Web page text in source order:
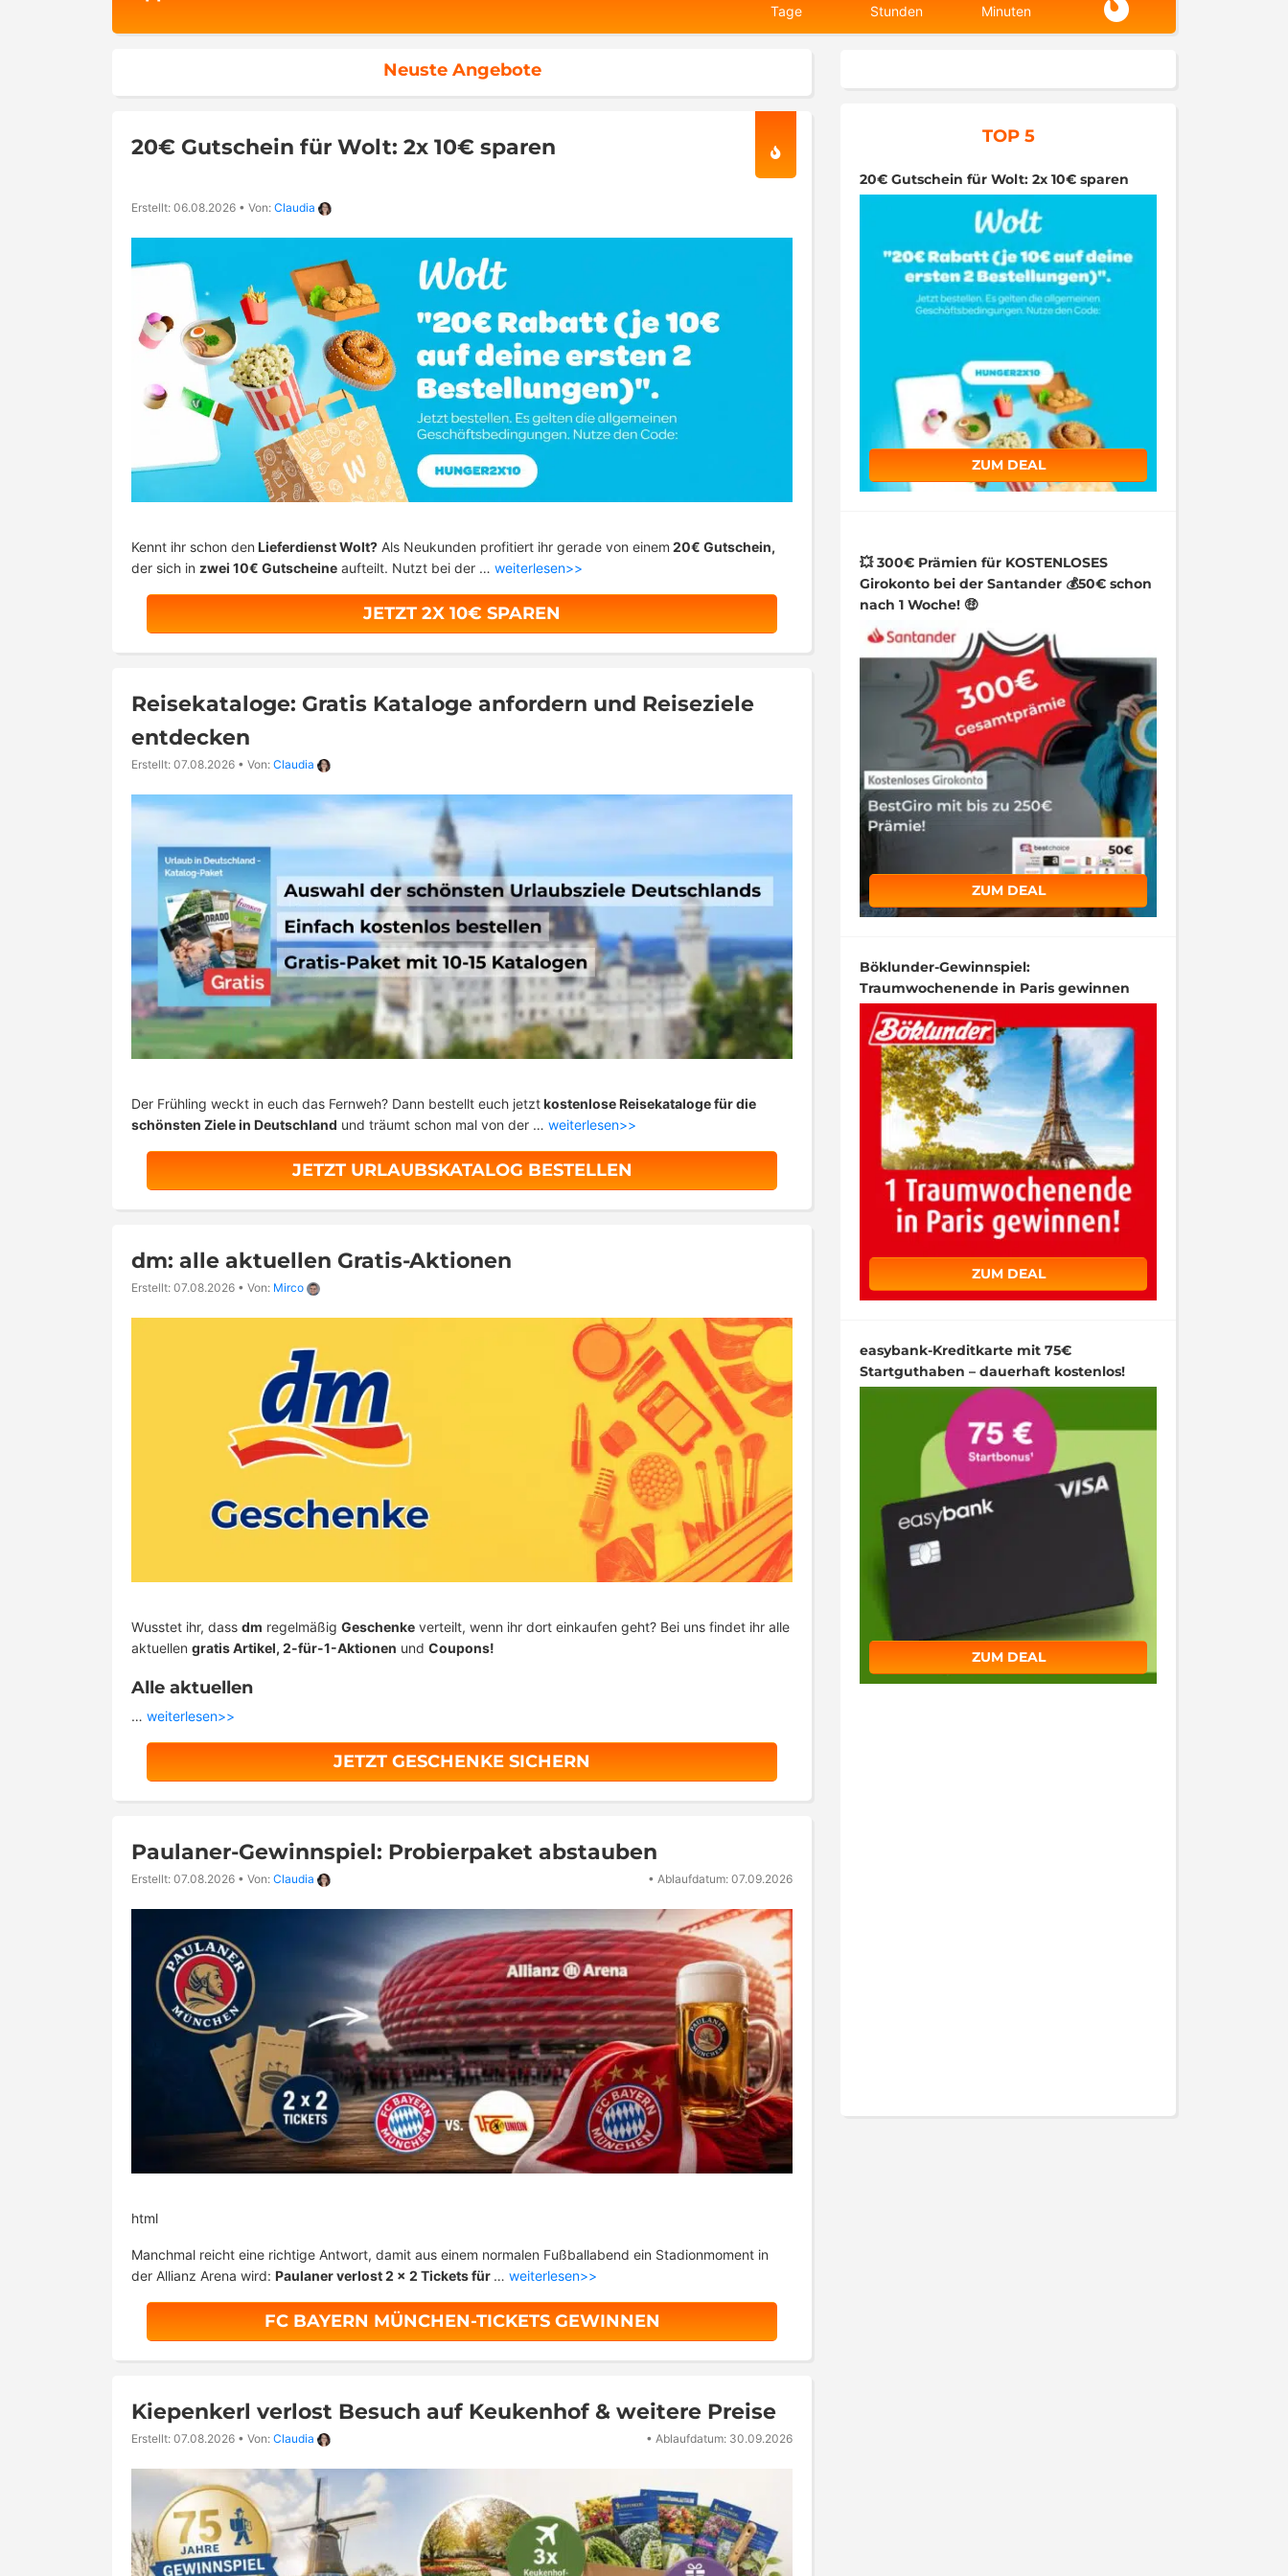
Tage Stunden Minuten
Neuste Angebote
20€ Gutschein für Wolt: 2x 10€ sparen
Erstellt: 06.08.2026 • Von: Claudia
Kennt ihr schon den Lieferdienst Wolt? Als Neukunden profitiert ihr gerade von einem 20€ Gutschein,
der sich in zwei 10€ Gutscheine aufteilt. Nutzt bei der … weiterlesen>>
JETZT 2X 10€ SPAREN
Reisekataloge: Gratis Kataloge anfordern und Reiseziele
entdecken
Erstellt: 07.08.2026 • Von: Claudia
Der Frühling weckt in euch das Fernweh? Dann bestellt euch jetztkostenlose Reisekataloge für die
schönsten Ziele in Deutschland und träumt schon mal von der … weiterlesen>>
JETZT URLAUBSKATALOG BESTELLEN
dm: alle aktuellen Gratis-Aktionen
Erstellt: 07.08.2026 • Von: Mirco
Wusstet ihr, dass dm regelmäßig Geschenke verteilt, wenn ihr dort einkaufen geht? Bei uns findet ihr alle
aktuellen gratis Artikel, 2-für-1-Aktionen und Coupons!
Alle aktuellen
… weiterlesen>>
JETZT GESCHENKE SICHERN
Paulaner-Gewinnspiel: Probierpaket abstauben
Erstellt: 07.08.2026 • Von: Claudia • Ablaufdatum: 07.09.2026
html
Manchmal reicht eine richtige Antwort, damit aus einem normalen Fußballabend ein Stadionmoment in
der Allianz Arena wird: Paulaner verlost 2 x 2 Tickets für … weiterlesen>>
FC BAYERN MÜNCHEN-TICKETS GEWINNEN
Kiepenkerl verlost Besuch auf Keukenhof & weitere Preise
Erstellt: 07.08.2026 • Von: Claudia • Ablaufdatum: 30.09.2026
TOP 5
20€ Gutschein für Wolt: 2x 10€ sparen
ZUM DEAL
💥 300€ Prämien für KOSTENLOSES
Girokonto bei der Santander 💰50€ schon
nach 1 Woche! 🤑
ZUM DEAL
Böklunder-Gewinnspiel:
Traumwochenende in Paris gewinnen
ZUM DEAL
easybank-Kreditkarte mit 75€
Startguthaben – dauerhaft kostenlos!
ZUM DEAL